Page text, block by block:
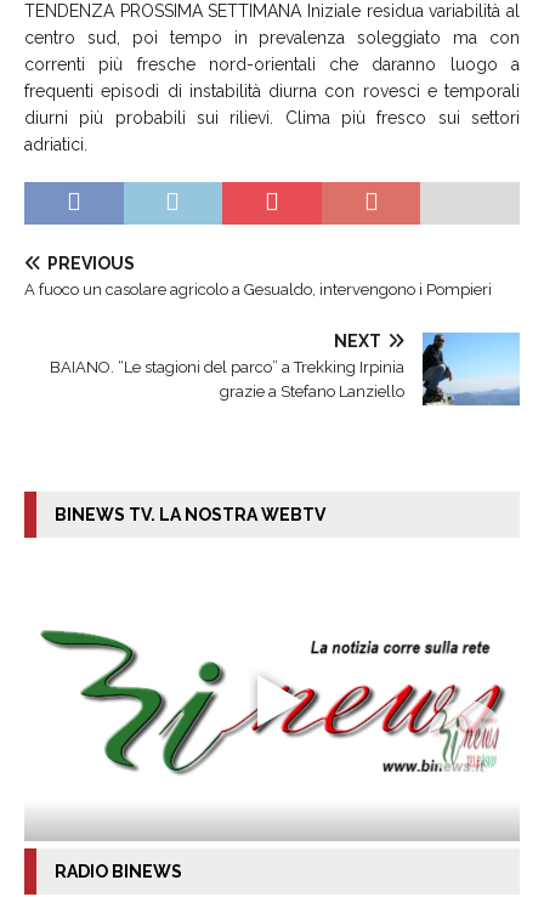
TENDENZA PROSSIMA SETTIMANA Iniziale residua variabilità al
centro sud, poi tempo in prevalenza soleggiato ma con
correnti più fresche nord-orientali che daranno luogo a
frequenti episodi di instabilità diurna con rovesci e temporali
diurni più probabili sui rilievi. Clima più fresco sui settori
adriatici.
PREVIOUS
A fuoco un casolare agricolo a Gesualdo, intervengono i Pompieri
NEXT
BAIANO. “Le stagioni del parco” a Trekking Irpinia
grazie a Stefano Lanziello
BINEWS TV. LA NOSTRA WEBTV
RADIO BINEWS